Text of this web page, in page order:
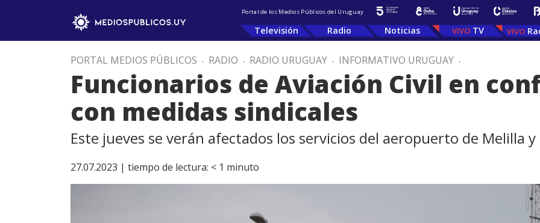
Portal de los Medios Públicos del Uruguay
Televisión Radio Noticias TV
PORTAL MEDIOS PÚBLICOS . RADIO . RADIO URUGUAY . INFORMATIVO URUGUAY .
Funcionarios de Aviación Civil en
con medidas sindicales
Este jueves se verán afectados los servicios del aeropuerto de Melilla
27.07.2023 | tiempo de lectura: < 1 minuto